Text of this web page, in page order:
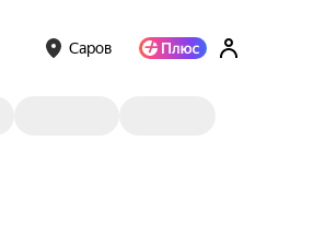
Саров